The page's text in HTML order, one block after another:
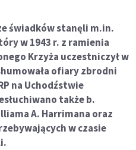
świadków stanęli m.in.
w 1943 r. z ramienia
Krzyża uczestniczył w
ofiary zbrodni
na Uchodźstwie
także b.
A. Harrimana oraz
w czasie